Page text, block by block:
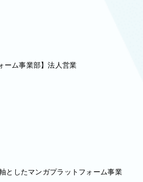
ーム事業部】法人営業
としたマンガプラットフォーム事業